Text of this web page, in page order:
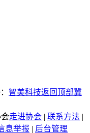
智美科技返回顶部冀
走进协会 | 联系方法 |
息举报 | 后台管理